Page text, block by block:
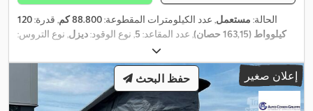
الحالة: مستعمل, عدد الكيلومترات المقطوعة:88.800 كم , قدرة:120
كيلوواط (163,15 حصان)
, عدد المقاعد: 5 , نوع الوقود:ديزل , نوع التروس:
04/2022
الإجمالي:3.100 كجم , تعليق:فولاذ, وقود:ديزل, معدات:باب منزلق, تكييف
الهواء, توجيه معزز بالطاقة, حساسات الركن, دفع رباعي, سخان التدفئة
أثناء التوقف, قفل مركزي, كمبيوتر على متن المركبة, مثبت السرعة,
مدفأة المقعد, مرشح السخام, مظلة, نظام الفرامل المانعة للانغلاق
إعلان صغير حفظ البحث